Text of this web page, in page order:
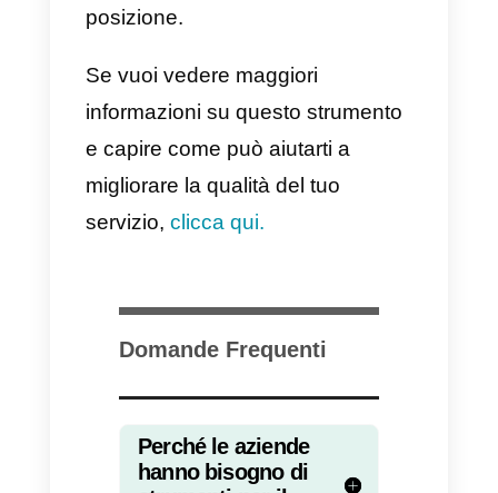
che ha due tipi o modelli di
riunione: sale team e sale
personali. Le sale pensate per i
team di lavorosono spazi di
incontro condivisi per progetti di
un limite di persone più alto e
condividere schermi con altri
utenti.